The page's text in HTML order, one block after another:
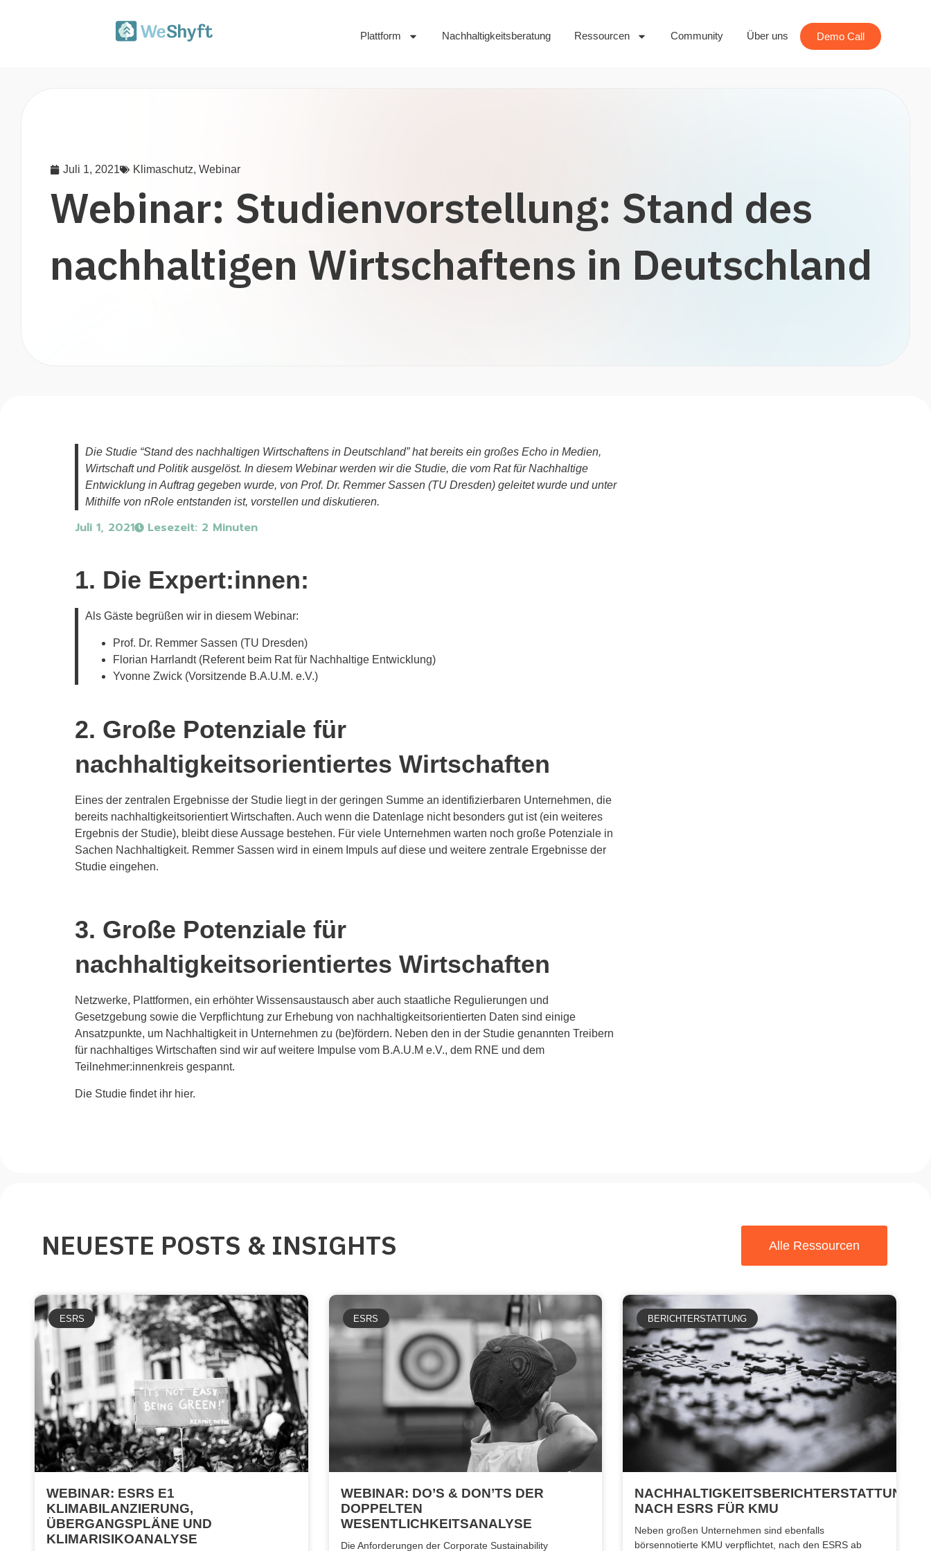
Plattform Nachhaltigkeitsberatung Ressourcen Community Über uns Demo Call
Juli 1, 2021 Klimaschutz, Webinar
Webinar: Studienvorstellung: Stand des
nachhaltigen Wirtschaftens in Deutschland
Die Studie “Stand des nachhaltigen Wirtschaftens in Deutschland” hat bereits ein großes Echo in Medien,
Wirtschaft und Politik ausgelöst. In diesem Webinar werden wir die Studie, die vom Rat für Nachhaltige
Entwicklung in Auftrag gegeben wurde, von Prof. Dr. Remmer Sassen (TU Dresden) geleitet wurde und unter
Mithilfe von nRole entstanden ist, vorstellen und diskutieren.
Juli 1, 2021 Lesezeit: 2 Minuten
1. Die Expert:innen:
Als Gäste begrüßen wir in diesem Webinar:
Prof. Dr. Remmer Sassen (TU Dresden)
Florian Harrlandt (Referent beim Rat für Nachhaltige Entwicklung)
Yvonne Zwick (Vorsitzende B.A.U.M. e.V.)
2. Große Potenziale für
nachhaltigkeitsorientiertes Wirtschaften
Eines der zentralen Ergebnisse der Studie liegt in der geringen Summe an identifizierbaren Unternehmen, die
bereits nachhaltigkeitsorientiert Wirtschaften. Auch wenn die Datenlage nicht besonders gut ist (ein weiteres
Ergebnis der Studie), bleibt diese Aussage bestehen. Für viele Unternehmen warten noch große Potenziale in
Sachen Nachhaltigkeit. Remmer Sassen wird in einem Impuls auf diese und weitere zentrale Ergebnisse der
Studie eingehen.
3. Große Potenziale für
nachhaltigkeitsorientiertes Wirtschaften
Netzwerke, Plattformen, ein erhöhter Wissensaustausch aber auch staatliche Regulierungen und
Gesetzgebung sowie die Verpflichtung zur Erhebung von nachhaltigkeitsorientierten Daten sind einige
Ansatzpunkte, um Nachhaltigkeit in Unternehmen zu (be)fördern. Neben den in der Studie genannten Treibern
für nachhaltiges Wirtschaften sind wir auf weitere Impulse vom B.A.U.M e.V., dem RNE und dem
Teilnehmer:innenkreis gespannt.
Die Studie findet ihr hier.
NEUESTE POSTS & INSIGHTS Alle Ressourcen
ESRS
WEBINAR: ESRS E1
KLIMABILANZIERUNG,
ÜBERGANGSPLÄNE UND
KLIMARISIKOANALYSE
ESRS
WEBINAR: DO’S & DON’TS DER
DOPPELTEN
WESENTLICHKEITSANALYSE
Die Anforderungen der Corporate Sustainability
BERICHTERSTATTUNG
NACHHALTIGKEITSBERICHTERSTATTUNG
NACH ESRS FÜR KMU
Neben großen Unternehmen sind ebenfalls
börsennotierte KMU verpflichtet, nach den ESRS ab